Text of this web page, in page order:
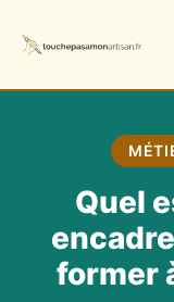
Quel
former